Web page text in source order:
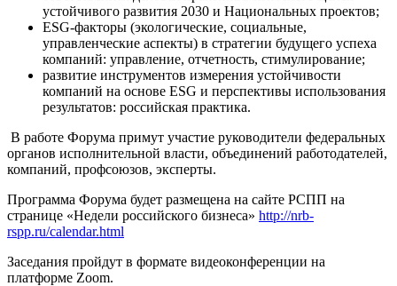
устойчивого развития 2030 и Национальных проектов;
ESG-факторы (экологические, социальные,
управленческие аспекты) в стратегии будущего успеха
компаний: управление, отчетность, стимулирование;
развитие инструментов измерения устойчивости
компаний на основе ESG и перспективы использования
результатов: российская практика.
В работе Форума примут участие руководители федеральных
органов исполнительной власти, объединений работодателей,
компаний, профсоюзов, эксперты.
Программа Форума будет размещена на сайте РСПП на
странице «Недели российского бизнеса» http://nrb-
rspp.ru/calendar.html
Заседания пройдут в формате видеоконференции на
платформе Zoom.